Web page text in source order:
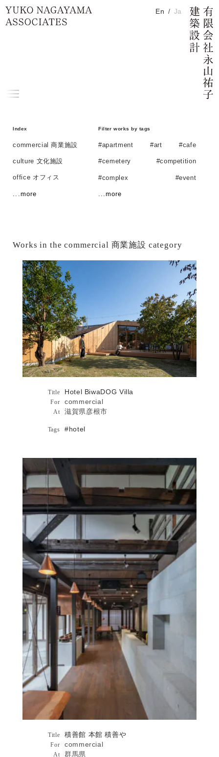
Home En Ja
commercial 商業施設 / Works
Index
...more
commercial 商業施設
culture 文化施設
office オフィス
residential 住宅
others その他
Filter works by tags
...more
#apartment #art #cafe
#cemetery #competition
#complex #event
#exhibition
#observatory #office
#ongoing #pavilion
#public
#restaurant
#shop
#shoppingmall #showroom
#shrine #skyscraper
#station #studio
#teahouse #university
#workshop
Works in the commercial 商業施設 category
Hotel BiwaDOG Villa
Architecture
Title Hotel BiwaDOG Villa
For commercial
At 滋賀県彦根市
Tags #hotel
Hotel BiwaDOG Villa詳細へ
積善館 本館 積善や
Architecture
Title 積善館 本館 積善や
For commercial
At 群馬県
積善館 本館 積善や詳細へ